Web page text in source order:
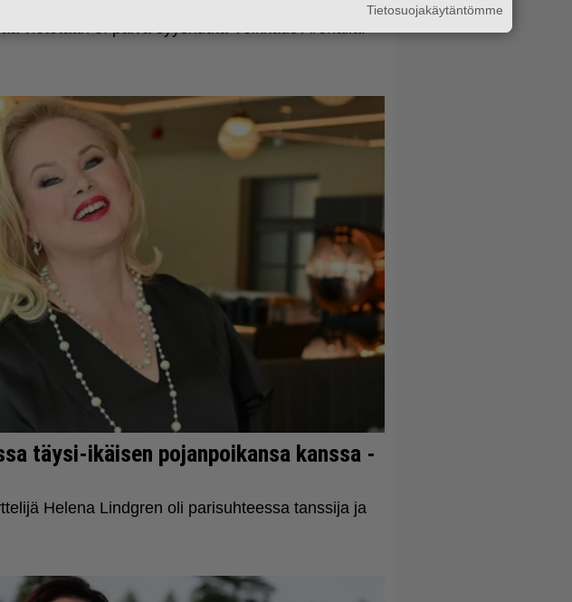
Tietosuojakäytäntömme